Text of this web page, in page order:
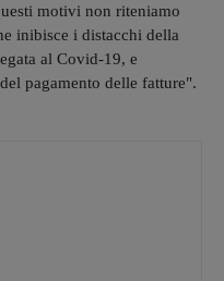
motivi non riteniamo
inibisce i distacchi della
al Covid-19, e
pagamento delle fatture".